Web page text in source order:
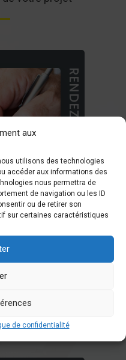
aux
utilisons des technologies
accéder aux informations des
nous permettra de
de navigation ou les ID
ou de retirer son
sur certaines caractéristiques
de confidentialité
RENDEZ-VOUS
concepteur